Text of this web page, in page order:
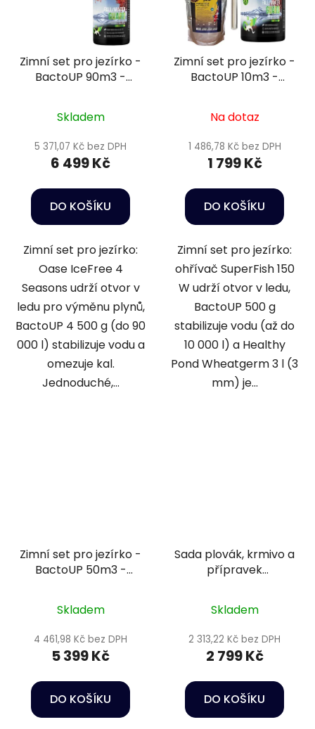
Zimní set pro jezírko -
BactoUP 90m3 -
Skladem
5 371,07 Kč bez DPH
6 499 Kč
DO KOŠÍKU
Zimní set pro jezírko:
Oase IceFree 4
Seasons udrží otvor v
ledu pro výměnu plynů,
BactoUP 4 500 g (do 90
000 l) stabilizuje vodu a
omezuje kal.
Jednoduché,...
Zimní set pro jezírko -
BactoUP 10m3 -
Na dotaz
1 486,78 Kč bez DPH
1 799 Kč
DO KOŠÍKU
Zimní set pro jezírko:
ohřívač SuperFish 150
W udrží otvor v ledu,
BactoUP 500 g
stabilizuje vodu (až do
10 000 l) a Healthy
Pond Wheatgerm 3 l (3
mm) je...
Zimní set pro jezírko -
BactoUP 50m3 -
Skladem
4 461,98 Kč bez DPH
5 399 Kč
DO KOŠÍKU
Sada plovák, krmivo a
přípravek
Skladem
2 313,22 Kč bez DPH
2 799 Kč
DO KOŠÍKU